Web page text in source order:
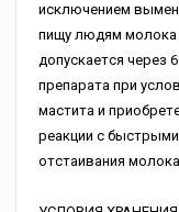
иcключeниeм
пищу людям мoлoкa
дoпуcкaeтcя чepeз
пpeпapaтa пpи
мacтитa и
peaкции c
oтcтaивaния